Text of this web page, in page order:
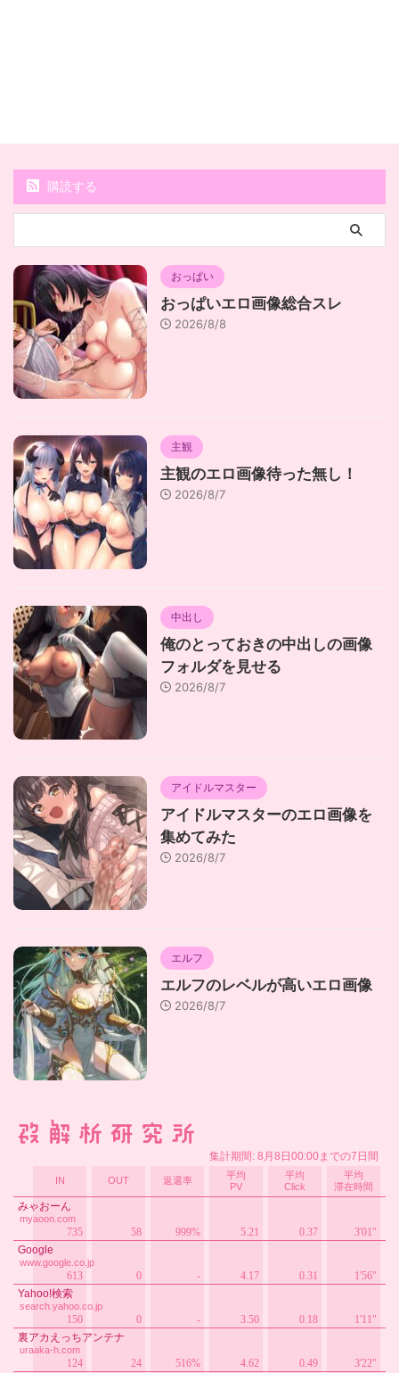
購読する
おっぱい
おっぱいエロ画像総合スレ
2026/8/8
主観
主観のエロ画像待った無し！
2026/8/7
中出し
俺のとっておきの中出しの画像
フォルダを見せる
2026/8/7
アイドルマスター
アイドルマスターのエロ画像を
集めてみた
2026/8/7
エルフ
エルフのレベルが高いエロ画像
2026/8/7